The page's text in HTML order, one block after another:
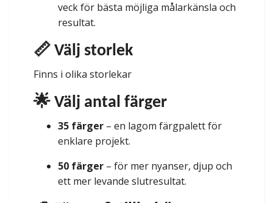
veck för bästa möjliga målarkänsla och
resultat.
📏 Välj storlek
Finns i olika storlekar
🌟 Välj antal färger
35 färger – en lagom färgpalett för
enklare projekt.
50 färger – för mer nyanser, djup och
ett mer levande slutresultat.